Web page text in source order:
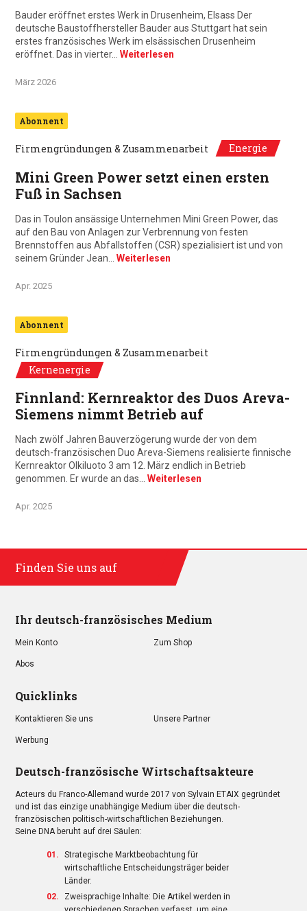
Bauder eröffnet erstes Werk in Drusenheim, Elsass Der
deutsche Baustoffhersteller Bauder aus Stuttgart hat sein
erstes französisches Werk im elsässischen Drusenheim
eröffnet. Das in vierter… Weiterlesen
März 2026
Abonnent
Firmengründungen & Zusammenarbeit Energie
Mini Green Power setzt einen ersten
Fuß in Sachsen
Das in Toulon ansässige Unternehmen Mini Green Power, das
auf den Bau von Anlagen zur Verbrennung von festen
Brennstoffen aus Abfallstoffen (CSR) spezialisiert ist und von
seinem Gründer Jean… Weiterlesen
Apr. 2025
Abonnent
Firmengründungen & Zusammenarbeit
Kernenergie
Finnland: Kernreaktor des Duos Areva-
Siemens nimmt Betrieb auf
Nach zwölf Jahren Bauverzögerung wurde der von dem
deutsch-französischen Duo Areva-Siemens realisierte finnische
Kernreaktor Olkiluoto 3 am 12. März endlich in Betrieb
genommen. Er wurde an das… Weiterlesen
Apr. 2025
Finden Sie uns auf
Ihr deutsch-französisches Medium
Mein Konto Zum Shop
Abos
Quicklinks
Kontaktieren Sie uns Unsere Partner
Werbung
Deutsch-französische Wirtschaftsakteure
Acteurs du Franco-Allemand wurde 2017 von Sylvain ETAIX gegründet
und ist das einzige unabhängige Medium über die deutsch-
französischen politisch-wirtschaftlichen Beziehungen.
Seine DNA beruht auf drei Säulen:
Strategische Marktbeobachtung für
wirtschaftliche Entscheidungsträger beider
Länder.
Zweisprachige Inhalte: Die Artikel werden in